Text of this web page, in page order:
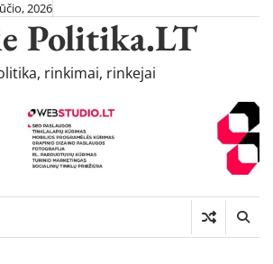
2026
Politika.LT
rinkimai, rinkejai